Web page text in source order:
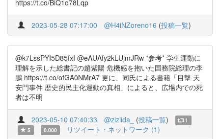
https://t.co/BiQ1o78Lqp
2023-05-28 07:17:00 @H4iNZoreno16 (投稿一覧)
@k7LssPYI5D85fxI @eAUAfy2kLUjmJRw *参考* 学生運動に
理解を示した総書記の趙紫陽 危機感を抱いた国務院総理の李
鵬 https://t.co/ofGA0NMrA7 更に、同氏による書籍「目撃 天
安門事件 歴史的民主化運動の真相」によると、広場内での死
者は不明
2023-05-10 07:40:33 @ziziida_ (投稿一覧)
1
5
0.000 リツイート・ネットワーク (1)